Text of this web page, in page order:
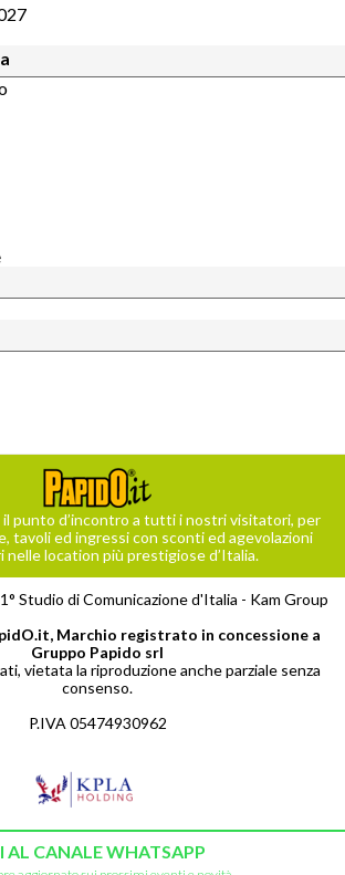
AL CANALE WHATSAPP
il punto d’incontro a tutti i nostri visitatori, per
tavoli ed ingressi con sconti ed agevolazioni
nelle location più prestigiose d’Italia.
Studio di Comunicazione d'Italia - Kam Group
Marchio registrato in concessione a
Gruppo Papido srl
vietata la riproduzione anche parziale senza
consenso.
P.IVA 05474930962